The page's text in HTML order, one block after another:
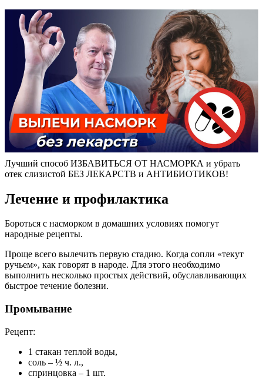
Лучший способ ИЗБАВИТЬСЯ ОТ НАСМОРКА и убрать
отек слизистой БЕЗ ЛЕКАРСТВ и АНТИБИОТИКОВ!
Лечение и профилактика
Бороться с насморком в домашних условиях помогут
народные рецепты.
Проще всего вылечить первую стадию. Когда сопли «текут
ручьем», как говорят в народе. Для этого необходимо
выполнить несколько простых действий, обуславливающих
быстрое течение болезни.
Промывание
Рецепт:
1 стакан теплой воды,
соль – ½ ч. л.,
спринцовка – 1 шт.